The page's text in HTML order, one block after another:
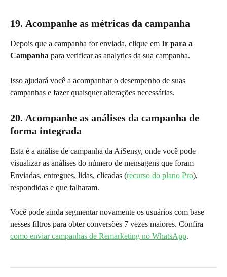
19. Acompanhe as métricas da campanha
Depois que a campanha for enviada, clique em Ir para a
Campanha para verificar as analytics da sua campanha.
Isso ajudará você a acompanhar o desempenho de suas
campanhas e fazer quaisquer alterações necessárias.
20. Acompanhe as análises da campanha de
forma integrada
Esta é a análise de campanha da AiSensy, onde você pode
visualizar as análises do número de mensagens que foram
Enviadas, entregues, lidas, clicadas (recurso do plano Pro),
respondidas e que falharam.
Você pode ainda segmentar novamente os usuários com base
nesses filtros para obter conversões 7 vezes maiores. Confira
como enviar campanhas de Remarketing no WhatsApp.